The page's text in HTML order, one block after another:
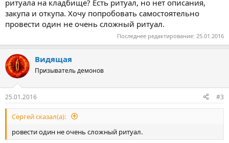
ритуала на кладбище? Есть ритуал, но нет описания,
закупа и откупа. Хочу попробовать самостоятельно
провести один не очень сложный ритуал.
Последнее редактирование: 25.01.2016
Видящая
Призыватель демонов
25.01.2016 #3
Сергей сказал(а):
ровести один не очень сложный ритуал.